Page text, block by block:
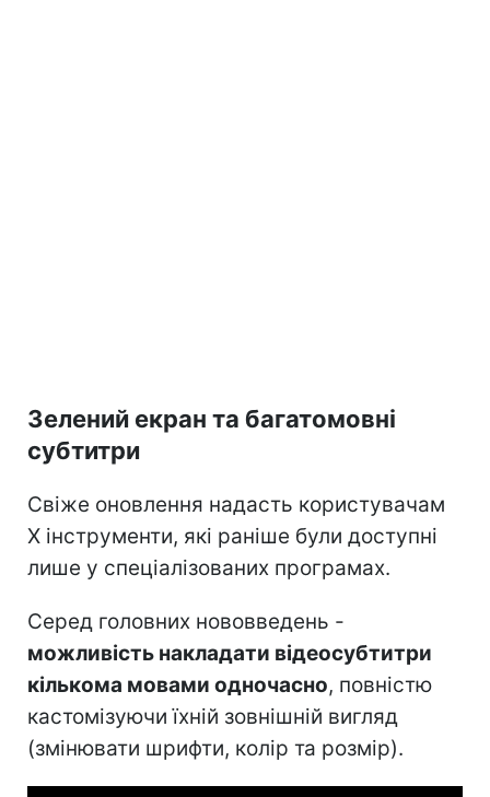
Зелений екран та багатомовні
субтитри
Свіже оновлення надасть користувачам
X інструменти, які раніше були доступні
лише у спеціалізованих програмах.
Серед головних нововведень -
можливість накладати відеосубтитри
кількома мовами одночасно, повністю
кастомізуючи їхній зовнішній вигляд
(змінювати шрифти, колір та розмір).